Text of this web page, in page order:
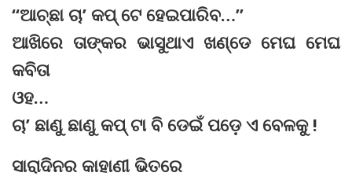
“ଆଚ୍ଛା ଚା’ କପ୍ ଟେ ହେଇପାରିବ…”
ଆଖିରେ ତାଙ୍କର ଭାସୁଥାଏ ଖଣ୍ଡେ ମେଘ ମେଘ
କବିତା
ଓହ…
ଚା’ ଛାଣୁ ଛାଣୁ କପ୍ ଟା ବି ଡେଇଁ ପଡ଼େ ଏ ବେଳକୁ !
ସାରାଦିନର କାହାଣୀ ଭିତରେ